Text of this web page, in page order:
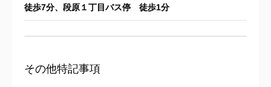
徒歩7分、段原１丁目バス停 徒歩1分
その他特記事項